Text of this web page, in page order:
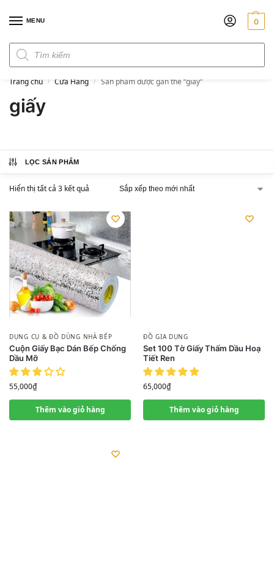
MENU 0
Trang chủ / Cửa Hàng / Sản phẩm được gắn thẻ “giấy”
giấy
LỌC SẢN PHẨM
Hiển thị tất cả 3 kết quả
DỤNG CỤ & ĐỒ DÙNG NHÀ BẾP
Cuộn Giấy Bạc Dán Bếp Chống
Dầu Mỡ
55,000₫
Thêm vào giỏ hàng
ĐỒ GIA DỤNG
Set 100 Tờ Giấy Thấm Dầu Hoạ
Tiết Ren
65,000₫
Thêm vào giỏ hàng